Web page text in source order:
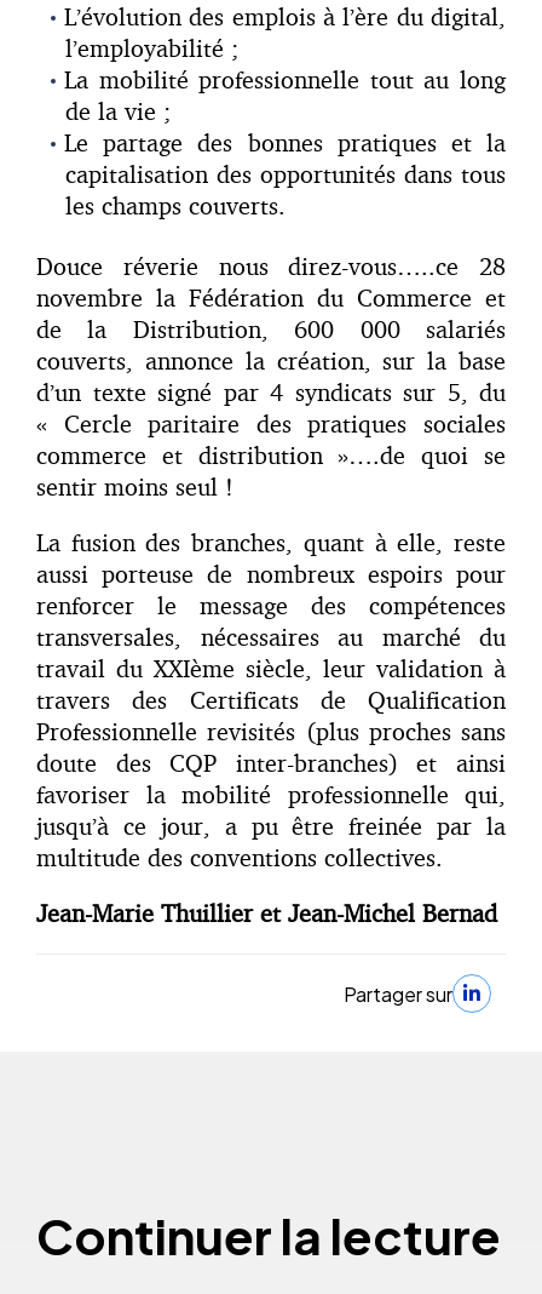
L’évolution des emplois à l’ère du digital,
l’employabilité ;
La mobilité professionnelle tout au long
de la vie ;
Le partage des bonnes pratiques et la
capitalisation des opportunités dans tous
les champs couverts.
Douce réverie nous direz-vous…..ce 28
novembre la Fédération du Commerce et
de la Distribution, 600 000 salariés
couverts, annonce la création, sur la base
d’un texte signé par 4 syndicats sur 5, du
« Cercle paritaire des pratiques sociales
commerce et distribution »….de quoi se
sentir moins seul !
La fusion des branches, quant à elle, reste
aussi porteuse de nombreux espoirs pour
renforcer le message des compétences
transversales, nécessaires au marché du
travail du XXIème siècle, leur validation à
travers des Certificats de Qualifica­tion
Professionnelle revisités (plus proches sans
doute des CQP inter-branches) et ainsi
favoriser la mobilité professionnelle qui,
jusqu’à ce jour, a pu être freinée par la
multitude des conventions collectives.
Jean-Marie Thuillier et Jean-Michel Bernad
Partager sur
Continuer la lecture